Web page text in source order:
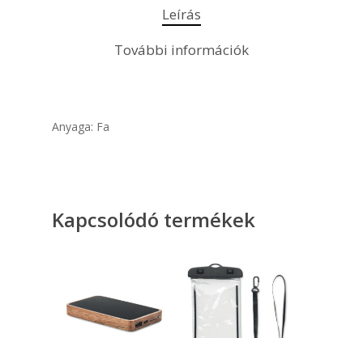
Leírás
További információk
Anyaga: Fa
Kapcsolódó termékek